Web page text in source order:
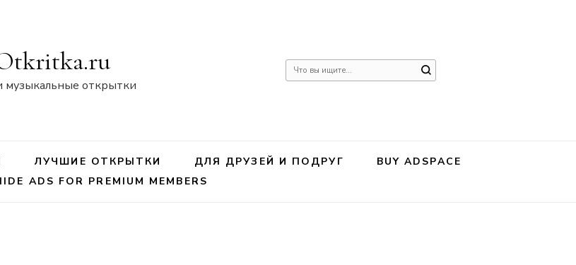
музыкальные открытки
Ищите
ЛУЧШИЕ ОТКРЫТКИ ДЛЯ ДРУЗЕЙ И ПОДРУГ
BUY ADSPACE
ADS FOR PREMIUM MEMBERS